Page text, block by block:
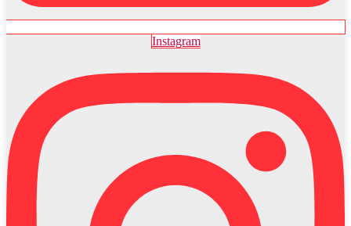
Instagram